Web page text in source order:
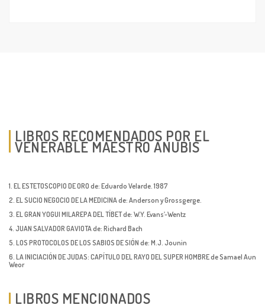
LIBROS RECOMENDADOS POR EL
VENERABLE MAESTRO ANUBIS
1. EL ESTETOSCOPIO DE ORO de: Eduardo Velarde. 1987
2. EL SUCIO NEGOCIO DE LA MEDICINA de: Anderson y Grossgerge.
3. EL GRAN YOGUI MILAREPA DEL TÍBET de: W.Y. Evans’-Wentz
4. JUAN SALVADOR GAVIOTA de: Richard Bach
5. LOS PROTOCOLOS DE LOS SABIOS DE SIÓN de: M.J. Jounin
6. LA INICIACIÓN DE JUDAS: CAPÍTULO DEL RAYO DEL SUPER HOMBRE de Samael Aun
Weor
LIBROS MENCIONADOS